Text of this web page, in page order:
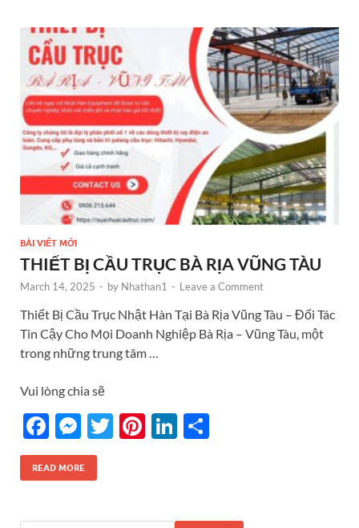
o
o
k
g
er
dI
n
BÀI VIẾT MỚI
THIẾT BỊ CẦU TRỤC BÀ RỊA VŨNG TÀU
March 14, 2025 - by Nhathan1 - Leave a Comment
Thiết Bị Cầu Trục Nhật Hàn Tại Bà Rịa Vũng Tàu – Đối Tác
Tin Cậy Cho Mọi Doanh Nghiệp Bà Rịa – Vũng Tàu, một
trong những trung tâm …
Vui lòng chia sẽ
F
ac
e
M
es
se
T
Pi Li
READ MORE